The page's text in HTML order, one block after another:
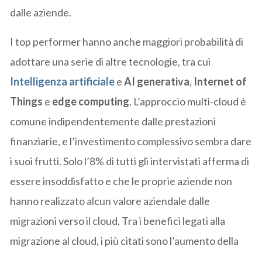
dalle aziende.
I top performer hanno anche maggiori probabilità di
adottare una serie di altre tecnologie, tra cui
Intelligenza artificialeeAI generativa, Internet of
Things e edge computing. L’approccio multi-cloud è
comune indipendentemente dalle prestazioni
finanziarie, e l’investimento complessivo sembra dare
i suoi frutti. Solo l’8% di tutti gli intervistati afferma di
essere insoddisfatto e che le proprie aziende non
hanno realizzato alcun valore aziendale dalle
migrazioni verso il cloud. Tra i benefici legati alla
migrazione al cloud, i più citati sono l’aumento della